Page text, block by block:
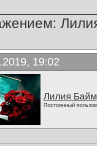
19:02
Лилия
Постоянный